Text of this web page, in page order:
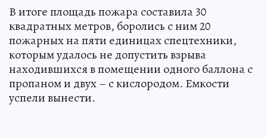
В итоге площадь пожара составила 30
квадратных метров, боролись с ним 20
пожарных на пяти единицах спецтехники,
которым удалось не допустить взрыва
находившихся в помещении одного баллона с
пропаном и двух – с кислородом. Емкости
успели вынести.